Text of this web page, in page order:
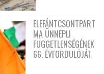
ELEFÁNTCSONTPART
MA ÜNNEPLI
FÜGGETLENSÉGÉNEK
66. ÉVFORDULÓJÁT